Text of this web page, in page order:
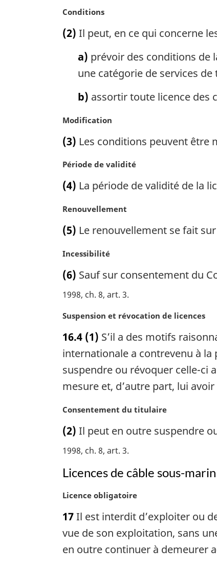
e
:
m
a
r
:
N
t
n
l
:
Conditions
(2) Il peut, en ce qui concerne
a) prévoir des conditions de
une catégorie de services
b) assortir toute licence des
N
t
m
a
r
i
n
a
l
:
Modification
(3) Les conditions peuvent être
N
t
m
a
r
i
n
a
l
:
Période de validité
(4) La période de validité de la
N
t
m
a
r
g
n
l
e
Renouvellement
(5) Le renouvellement se fait
N
t
m
a
g
i
n
a
l
:
Incessibilité
(6) Sauf sur consentement du
1998, ch. 8, art. 3
N
t
e
a
r
i
a
l
:
Suspension et révocation de licences
16.4 (1) S’il a des motifs
internationale a contrevenu à la
suspendre ou révoquer celle-ci
mesure et, d’autre part, lui
N
t
m
a
r
g
n
l
e
Consentement du titulaire
(2) Il peut en outre suspendre
1998, ch. 8, art. 3
Licences de câble sous-
N
t
e
a
Licence obligatoire
17Il est interdit d’exploiter ou
vue de son exploitation, sans
en outre continuer à demeurer